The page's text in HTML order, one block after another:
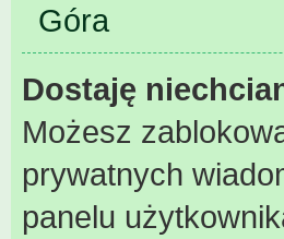
Góra
Dostaję
Możesz
prywatnych
panelu